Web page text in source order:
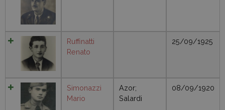
Ruffinatti
Renato
25/09/1925
Simonazzi
Mario
Azor;
Salardi
08/09/1920